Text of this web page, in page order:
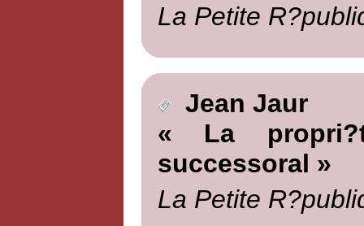
La Petite
Jean Jaur
« La
successoral »
La Petite